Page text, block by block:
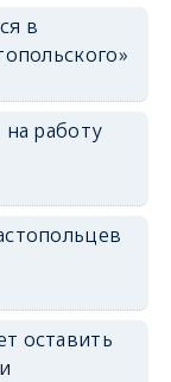
в
работу
оставить